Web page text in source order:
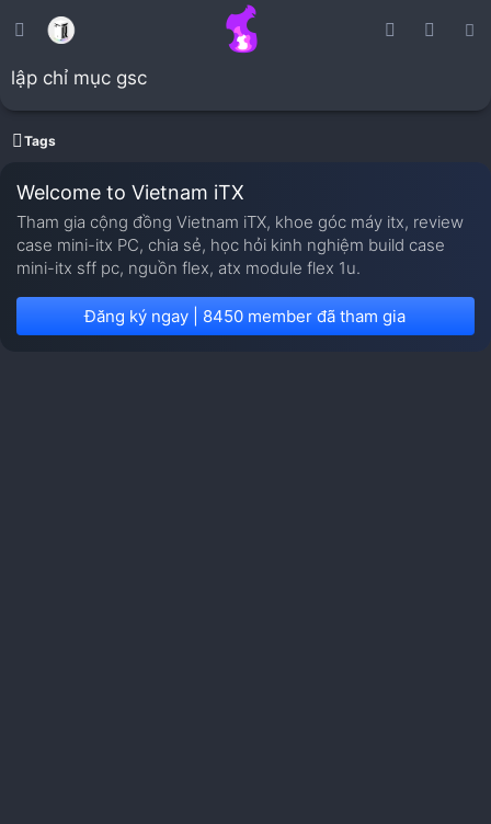
lập chỉ mục gsc
Tags
Welcome to Vietnam iTX
Tham gia cộng đồng Vietnam iTX, khoe góc máy itx, review
case mini-itx PC, chia sẻ, học hỏi kinh nghiệm build case
mini-itx sff pc, nguồn flex, atx module flex 1u.
Đăng ký ngay | 8450 member đã tham gia